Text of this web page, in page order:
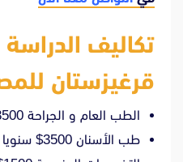
تكاليف
قرغيزستان
الطب العام و الجراحة 3500$ سنويا
طب الأسنان 3500$ سنويا